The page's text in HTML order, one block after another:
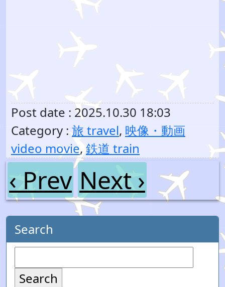
Post date : 2025.10.30 18:03
Category : 旅 travel, 映像・動画
video movie, 鉄道 train
‹ Prev Next ›
Search
Search